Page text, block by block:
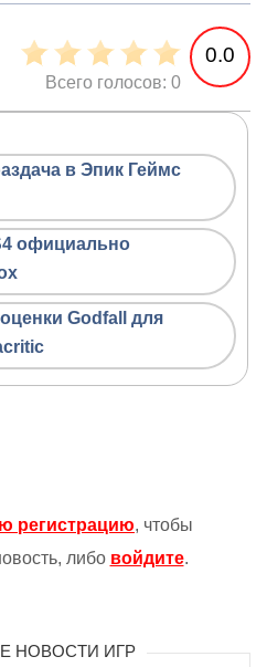
0.0
Всего голосов: 0
в Эпик Геймс
официально
Godfall для
регистрацию, чтобы
либо войдите.
НОВОСТИ ИГР